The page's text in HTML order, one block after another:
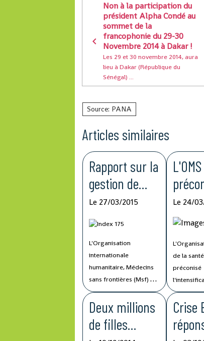
Non à la participation du
président Alpha Condé au
sommet de la
francophonie du 29-30
Novembre 2014 à Dakar !
Les 29 et 30 novembre 2014, aura
lieu à Dakar (République du
Sénégal) ...
Source: PANA
Articles similaires
Rapport sur la
gestion de
l'épidémie
Ebola
Le 27/03/2015
L'Organisation
internationale
humanitaire, Médecins
sans frontières (Msf) a
publié lundi un rapport
critique sur la gestion
de l'épidémie d'Ebola
par la Communauté
L'OMS
de la
dans
Ebola
Le 24/
de la
préconisé
activités
croissant
Deux millions
de filles
Crise